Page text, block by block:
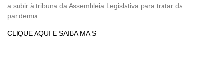
a subir à tribuna da Assembleia Legislativa para tratar da
pandemia
CLIQUE AQUI E SAIBA MAIS